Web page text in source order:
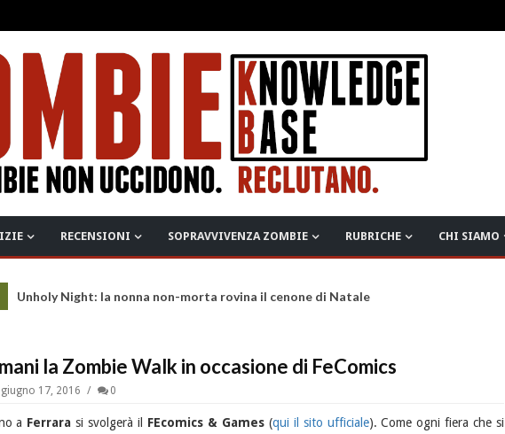
RECENSIONI SOPRAVVIVENZA ZOMBIE RUBRICHE CHI SIAMO
Unholy Night: la nonna non-morta rovina il cenone di Natale
la Zombie Walk in occasione di FeComics
giugno 17, 2016 0
a Ferrara si svolgerà il FEcomics & Games(qui il sito ufficiale). Come ogni fiera che si